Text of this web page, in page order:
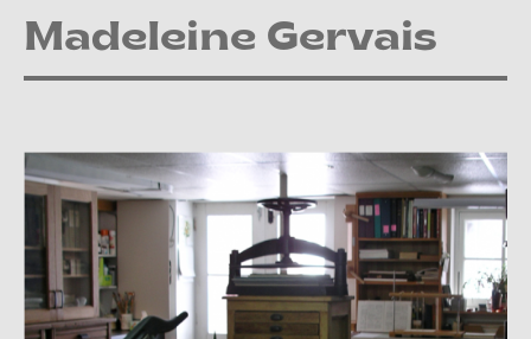
Madeleine Gervais